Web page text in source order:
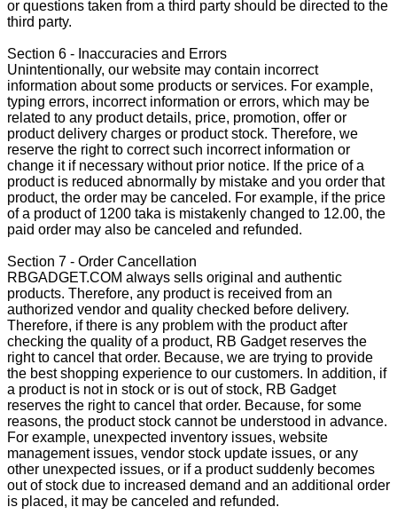
or questions taken from a third party should be directed to the
third party.
Section 6 - Inaccuracies and Errors
Unintentionally, our website may contain incorrect
information about some products or services. For example,
typing errors, incorrect information or errors, which may be
related to any product details, price, promotion, offer or
product delivery charges or product stock. Therefore, we
reserve the right to correct such incorrect information or
change it if necessary without prior notice. If the price of a
product is reduced abnormally by mistake and you order that
product, the order may be canceled. For example, if the price
of a product of 1200 taka is mistakenly changed to 12.00, the
paid order may also be canceled and refunded.
Section 7 - Order Cancellation
RBGADGET.COM always sells original and authentic
products. Therefore, any product is received from an
authorized vendor and quality checked before delivery.
Therefore, if there is any problem with the product after
checking the quality of a product, RB Gadget reserves the
right to cancel that order. Because, we are trying to provide
the best shopping experience to our customers. In addition, if
a product is not in stock or is out of stock, RB Gadget
reserves the right to cancel that order. Because, for some
reasons, the product stock cannot be understood in advance.
For example, unexpected inventory issues, website
management issues, vendor stock update issues, or any
other unexpected issues, or if a product suddenly becomes
out of stock due to increased demand and an additional order
is placed, it may be canceled and refunded.